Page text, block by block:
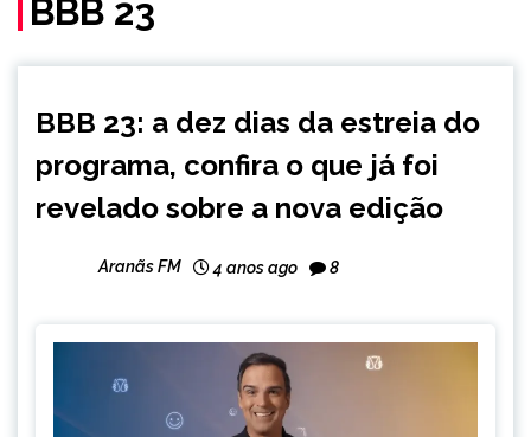
BBB 23
BBB 23: a dez dias da estreia do
programa, confira o que já foi
revelado sobre a nova edição
Aranãs FM 4 anos ago 8